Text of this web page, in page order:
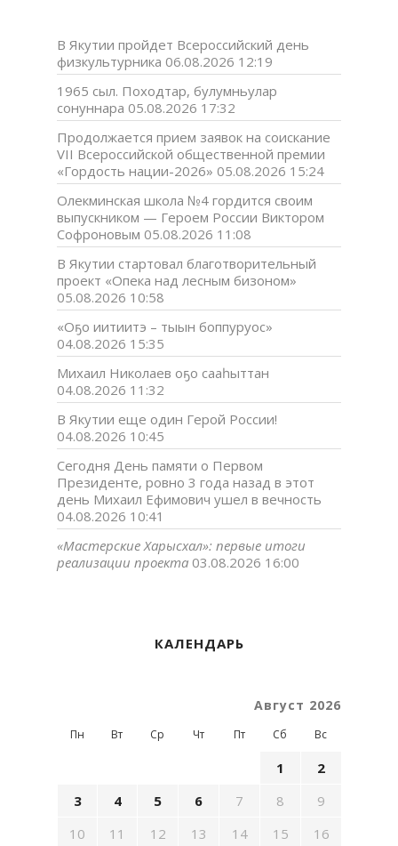
В Якутии пройдет Всероссийский день
физкультурника 06.08.2026 12:19
1965 сыл. Походтар, булумньулар
сонуннара 05.08.2026 17:32
Продолжается прием заявок на соискание
VII Всероссийской общественной премии
«Гордость нации-2026» 05.08.2026 15:24
Олекминская школа №4 гордится своим
выпускником — Героем России Виктором
Софроновым 05.08.2026 11:08
В Якутии стартовал благотворительный
проект «Опека над лесным бизоном»
05.08.2026 10:58
«Оҕо иитиитэ – тыын боппуруос»
04.08.2026 15:35
Михаил Николаев оҕо сааһыттан
04.08.2026 11:32
В Якутии еще один Герой России!
04.08.2026 10:45
Сегодня День памяти о Первом
Президенте, ровно 3 года назад в этот
день Михаил Ефимович ушел в вечность
04.08.2026 10:41
«Мастерские Харысхал»: первые итоги
реализации проекта 03.08.2026 16:00
КАЛЕНДАРЬ
Август 2026
Пн Вт Ср Чт Пт Сб Вс
1
2
3
4 5 6 7 8
9
10
11 12 13 14 15
16